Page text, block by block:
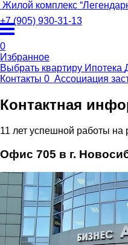
Жилой комплекс “
+7 (905) 930-31-13
0
Избранное
Выбрать квартиру Ипотека
Контакты 0 Ассоциация
Контактная
11 лет успешной работы на
Офис 705 в г.